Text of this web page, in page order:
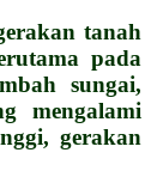
tanah
pada
sungai,
mengalami
gerakan